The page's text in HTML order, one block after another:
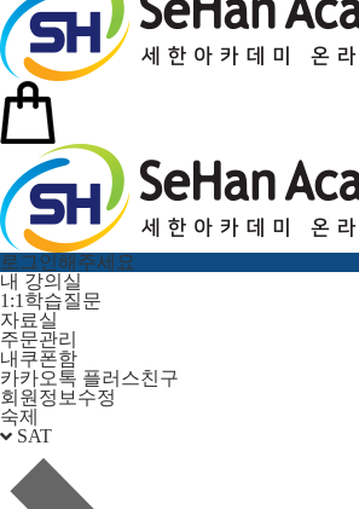
로그인해주세요
내 강의실
1:1학습질문
자료실
주문관리
내쿠폰함
카카오톡 플러스친구
회원정보수정
숙제
SAT